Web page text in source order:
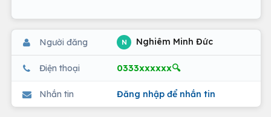
Người đăng N Nghiêm Minh Đức
Điện thoại 0333xxxxxx🔍
Nhắn tin Đăng nhập để nhắn tin